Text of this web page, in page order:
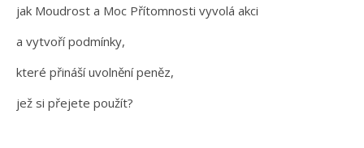
jak Moudrost a Moc Přítomnosti vyvolá akci
a vytvoří podmínky,
které přináší uvolnění peněz,
jež si přejete použít?